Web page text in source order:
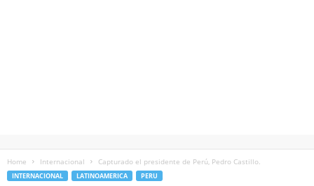
Home Internacional Capturado el presidente de Perú, Pedro Castillo.
INTERNACIONAL LATINOAMERICA PERU